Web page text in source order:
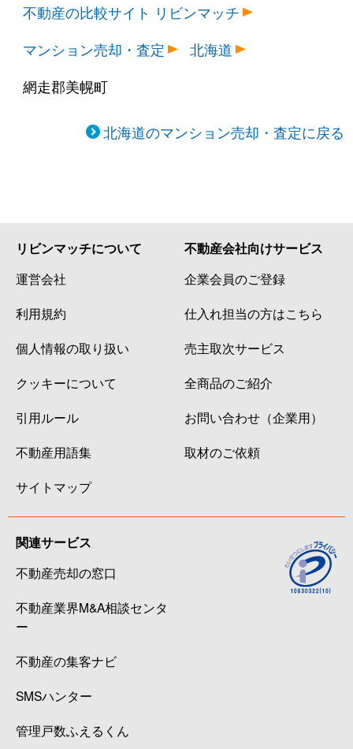
不動産の比較サイト リビンマッチ
マンション売却・査定
北海道
網走郡美幌町
北海道のマンション売却・査定に戻る
リビンマッチについて
運営会社
利用規約
個人情報の取り扱い
クッキーについて
引用ルール
不動産用語集
サイトマップ
不動産会社向けサービス
企業会員のご登録
仕入れ担当の方はこちら
売主取次サービス
全商品のご紹介
お問い合わせ（企業用）
取材のご依頼
関連サービス
不動産売却の窓口
不動産業界M&A相談センタ
ー
不動産の集客ナビ
SMSハンター
管理戸数ふえるくん